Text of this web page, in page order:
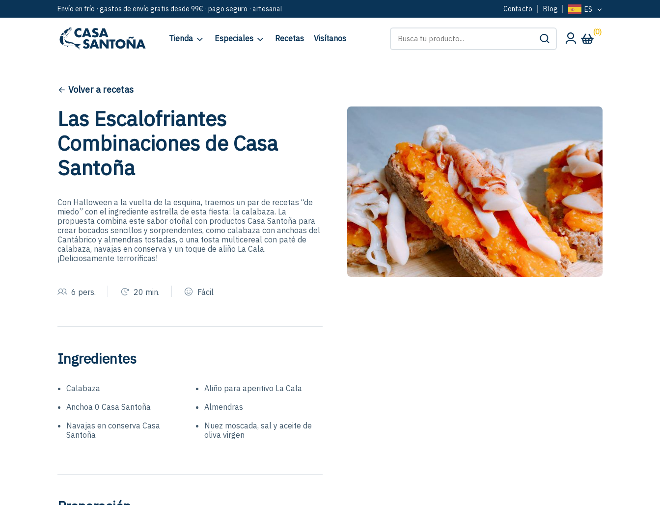
Envío en frío · gastos de envío gratis desde 99€ · pago seguro · artesanal Contacto Blog ES
Tienda Especiales Recetas Visítanos
(0)
Volver a recetas
Las Escalofriantes
Combinaciones de Casa
Santoña
Con Halloween a la vuelta de la esquina, traemos un par de recetas “de
miedo” con el ingrediente estrella de esta fiesta: la calabaza. La
propuesta combina este sabor otoñal con productos Casa Santoña para
crear bocados sencillos y sorprendentes, como calabaza con anchoas del
Cantábrico y almendras tostadas, o una tosta multicereal con paté de
calabaza, navajas en conserva y un toque de aliño La Cala.
¡Deliciosamente terroríficas!
6 pers. 20 min. Fácil
Ingredientes
Calabaza
Anchoa 0 Casa Santoña
Navajas en conserva Casa
Santoña
Aliño para aperitivo La Cala
Almendras
Nuez moscada, sal y aceite de
oliva virgen